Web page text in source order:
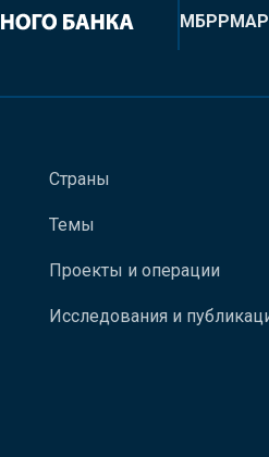
МБРРМАР
Страны
Темы
Проекты и операции
Исследования и